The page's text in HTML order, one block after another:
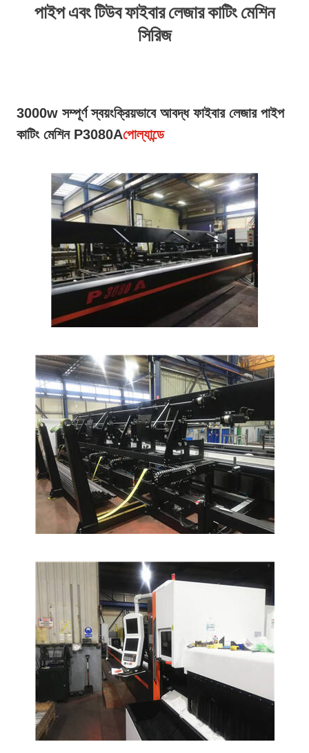
পাইপ এবং টিউব ফাইবার লেজার কাটিং মেশিন
সিরিজ
3000w সম্পূর্ণ স্বয়ংক্রিয়ভাবে আবদ্ধ ফাইবার লেজার পাইপ
কাটিং মেশিন P3080Aপোল্যান্ডে